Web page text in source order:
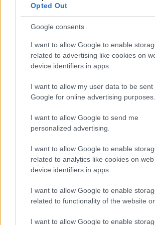
Opted Out
Google consents
I want to allow Google to enable
related to advertising like cookies on
device identifiers in apps.
I want to allow my user data to be sent
Google for online advertising purposes.
I want to allow Google to send me
personalized advertising.
I want to allow Google to enable
related to analytics like cookies on
device identifiers in apps.
I want to allow Google to enable
related to functionality of the website or
I want to allow Google to enable
Πρόκειται για τη μεγαλύτερη
απαλλοτρίωση που έχει γίνει
έμενε στα χαρτιά. Ο νέος
μας είναι η ταχύτατη
πετύχουμε ένα ακόμη ρεκόρ,
ταχύτητας και ποιότητας στην
των έργων. Έτσι ώστε, μέσα
χρόνο από σήμερα, οι Αθηναίοι
στον νέο Ελαιώνα, μαζί με την
θέα στην Ακρόπολη. Ευχαριστώ
ξεπέρασαν έναν κυκεώνα
Αθήνα αλλάζει και αποκτά έναν
πνεύμονα πρασίνου, αναψυχής